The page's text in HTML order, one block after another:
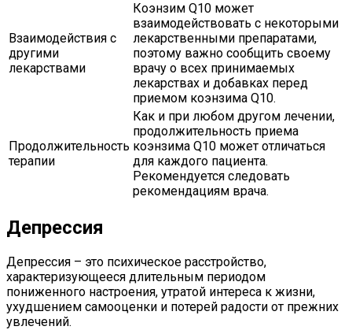
Взаимодействия с
другими
лекарствами
Коэнзим Q10 может
взаимодействовать с некоторыми
лекарственными препаратами,
поэтому важно сообщить своему
врачу о всех принимаемых
лекарствах и добавках перед
приемом коэнзима Q10.
Продолжительность
терапии
Как и при любом другом лечении,
продолжительность приема
коэнзима Q10 может отличаться
для каждого пациента.
Рекомендуется следовать
рекомендациям врача.
Депрессия
Депрессия – это психическое расстройство,
характеризующееся длительным периодом
пониженного настроения, утратой интереса к жизни,
ухудшением самооценки и потерей радости от прежних
увлечений.